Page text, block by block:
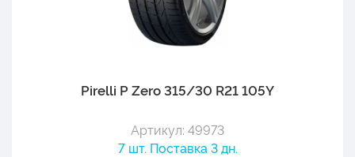
Pirelli P Zero 315/30 R21 105Y
Артикул: 49973
7 шт. Поставка 3 дн.